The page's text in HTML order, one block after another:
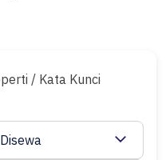
/ Kata Kunci
Disewa